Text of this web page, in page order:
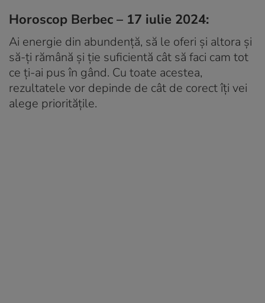
Horoscop Berbec – 17 iulie 2024:
Ai energie din abundență, să le oferi și altora și
să-ți rămână și ție suficientă cât să faci cam tot
ce ți-ai pus în gând. Cu toate acestea,
rezultatele vor depinde de cât de corect îți vei
alege prioritățile.